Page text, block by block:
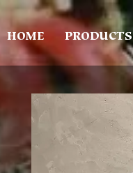
HOME PRODUCTS